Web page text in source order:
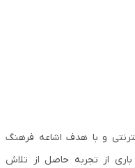
و با هدف اشاعه فرهنگ
از تجربه حاصل از تلاش